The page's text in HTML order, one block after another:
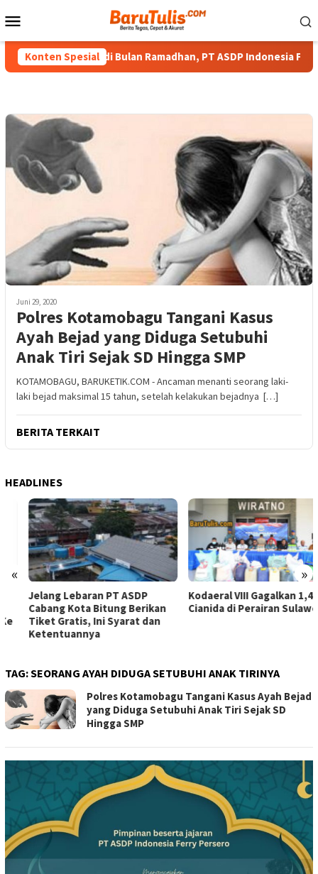
ke
Mobile
Konten Spesial
Berkah di Bulan Ramadhan, PT ASDP Indonesia Ferry Bagi
Juni 29, 2020
Polres Kotamobagu Tangani Kasus
Ayah Bejad yang Diduga Setubuhi
Anak Tiri Sejak SD Hingga SMP
KOTAMOBAGU, BARUKETIK.COM - Ancaman menanti seorang laki-
laki bejad maksimal 15 tahun, setelah kelakukan bejadnya […]
BERITA TERKAIT
HEADLINES
« »
Jelang Lebaran PT ASDP
Cabang Kota Bitung Berikan
Tiket Gratis, Ini Syarat dan
Ketentuannya
Kodaeral VIII Gagalkan 1,4 Ton
Cianida di Perairan Sulawesi
TAG:SEORANG AYAH DIDUGA SETUBUHI ANAK TIRINYA
Polres Kotamobagu Tangani Kasus Ayah Bejad
yang Diduga Setubuhi Anak Tiri Sejak SD
Hingga SMP